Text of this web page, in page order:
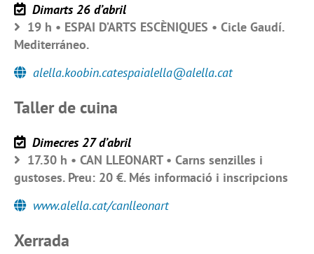
Dimarts 26 d’abril
19 h • ESPAI D’ARTS ESCÈNIQUES • Cicle Gaudí.
Mediterráneo.
alella.koobin.catespaialella@alella.cat
Taller de cuina
Dimecres 27 d’abril
17.30 h • CAN LLEONART • Carns senzilles i
gustoses. Preu: 20 €. Més informació i inscripcions
www.alella.cat/canlleonart
Xerrada